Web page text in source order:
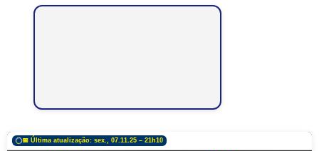
📅 Última atualização: sex., 07.11.25 – 21h10